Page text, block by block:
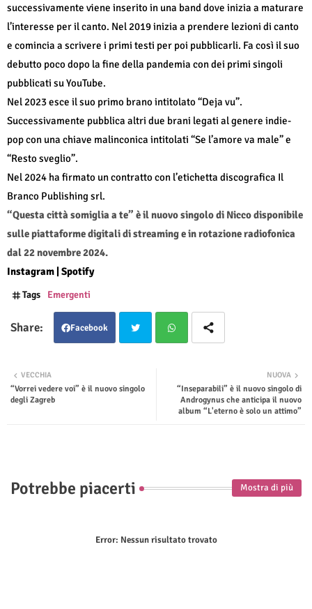
successivamente viene inserito in una band dove inizia a maturare
l’interesse per il canto. Nel 2019 inizia a prendere lezioni di canto
e comincia a scrivere i primi testi per poi pubblicarli. Fa così il suo
debutto poco dopo la fine della pandemia con dei primi singoli
pubblicati su YouTube.
Nel 2023 esce il suo primo brano intitolato “Deja vu”.
Successivamente pubblica altri due brani legati al genere indie-
pop con una chiave malinconica intitolati “Se l’amore va male” e
“Resto sveglio”.
Nel 2024 ha firmato un contratto con l’etichetta discografica Il
Branco Publishing srl.
“Questa città somiglia a te” è il nuovo singolo di Nicco disponibile
sulle piattaforme digitali di streaming e in rotazione radiofonica
dal 22 novembre 2024.
Instagram | Spotify
Tags Emergenti
Facebook
ter tsap
NUOVA
“Inseparabili” è il nuovo singolo di
Androgynus che anticipa il nuovo
album “L'eterno è solo un attimo”
VECCHIA
“Vorrei vedere voi” è il nuovo singolo
degli Zagreb
Potrebbe piacerti Mostra di più
Error: Nessun risultato trovato